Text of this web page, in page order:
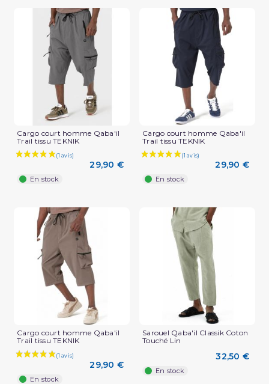
Cargo court homme Qaba'il
Trail tissu TEKNIK
29,90 €
En stock
Cargo court homme Qaba'il
Trail tissu TEKNIK
29,90 €
En stock
Cargo court homme Qaba'il
Trail tissu TEKNIK
29,90 €
En stock
Sarouel Qaba'il Classik Coton
Touché Lin
32,50 €
En stock